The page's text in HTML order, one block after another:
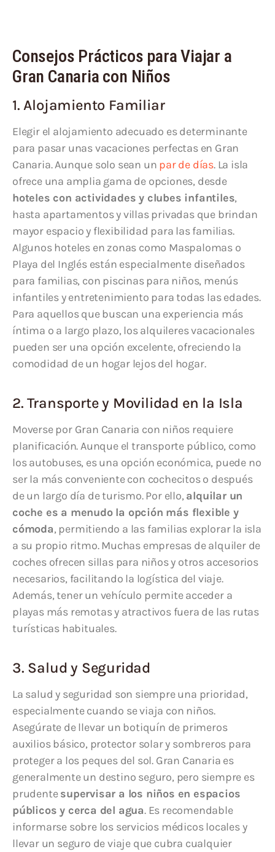
Consejos Prácticos para Viajar a
Gran Canaria con Niños
1. Alojamiento Familiar
Elegir el alojamiento adecuado es determinante
para pasar unas vacaciones perfectas en Gran
Canaria. Aunque solo sean un par de días. La isla
ofrece una amplia gama de opciones, desde
hoteles con actividades y clubes infantiles,
hasta apartamentos y villas privadas que brindan
mayor espacio y flexibilidad para las familias.
Algunos hoteles en zonas como Maspalomas o
Playa del Inglés están especialmente diseñados
para familias, con piscinas para niños, menús
infantiles y entretenimiento para todas las edades.
Para aquellos que buscan una experiencia más
íntima o a largo plazo, los alquileres vacacionales
pueden ser una opción excelente, ofreciendo la
comodidad de un hogar lejos del hogar.
2. Transporte y Movilidad en la Isla
Moverse por Gran Canaria con niños requiere
planificación. Aunque el transporte público, como
los autobuses, es una opción económica, puede no
ser la más conveniente con cochecitos o después
de un largo día de turismo. Por ello, alquilar un
coche es a menudo la opción más flexible y
cómoda, permitiendo a las familias explorar la isla
a su propio ritmo. Muchas empresas de alquiler de
coches ofrecen sillas para niños y otros accesorios
necesarios, facilitando la logística del viaje.
Además, tener un vehículo permite acceder a
playas más remotas y atractivos fuera de las rutas
turísticas habituales.
3. Salud y Seguridad
La salud y seguridad son siempre una prioridad,
especialmente cuando se viaja con niños.
Asegúrate de llevar un botiquín de primeros
auxilios básico, protector solar y sombreros para
proteger a los peques del sol. Gran Canaria es
generalmente un destino seguro, pero siempre es
prudentesupervisar a los niños en espacios
públicos y cerca del agua. Es recomendable
informarse sobre los servicios médicos locales y
llevar un seguro de viaje que cubra cualquier